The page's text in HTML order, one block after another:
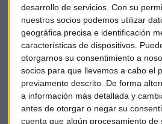
desarrollo de servicios. Con su
nuestros socios podemos utilizar
geográfica precisa e identificación
características de dispositivos.
otorgarnos su consentimiento a
socios para que llevemos a cabo el
previamente descrito. De forma
a información más detallada y
antes de otorgar o negar su
cuenta que algún procesamiento de
Este expediente de regulación de
BBVA unos ahorros estimados de,
millones de euros anualesa partir
impuestos, de los que
corresponden a gastos de personal.
En 2021, los ahorros estimados
65 millones de eurosantes de